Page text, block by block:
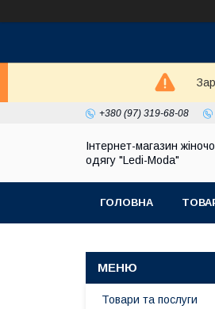
+380 (97) 319-68-08
Інтернет-магазин
одягу "Ledi-Moda"
ГОЛОВНА
Товари та послуги